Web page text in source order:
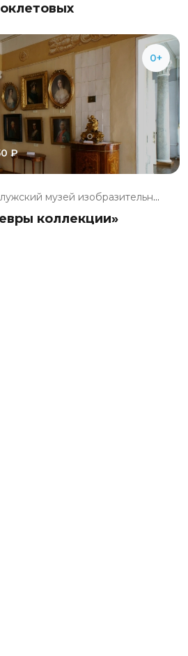
0+
₽
Калужский музей изобразительны...
коллекции»